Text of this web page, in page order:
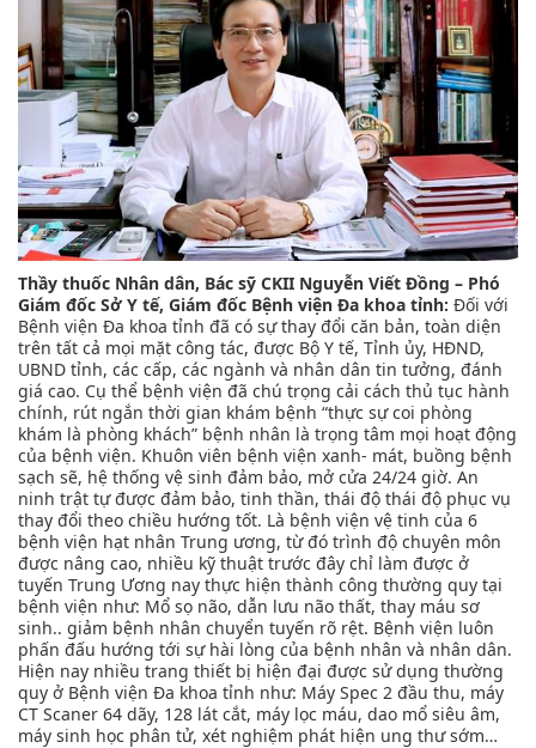
Thầy thuốc Nhân dân, Bác sỹ CKII Nguyễn Viết Đồng – Phó
Giám đốc Sở Y tế, Giám đốc Bệnh viện Đa khoa tỉnh: Đối với
Bệnh viện Đa khoa tỉnh đã có sự thay đổi căn bản, toàn diện
trên tất cả mọi mặt công tác, được Bộ Y tế, Tỉnh ủy, HĐND,
UBND tỉnh, các cấp, các ngành và nhân dân tin tưởng, đánh
giá cao. Cụ thể bệnh viện đã chú trọng cải cách thủ tục hành
chính, rút ngắn thời gian khám bệnh “thực sự coi phòng
khám là phòng khách” bệnh nhân là trọng tâm mọi hoạt động
của bệnh viện. Khuôn viên bệnh viện xanh- mát, buồng bệnh
sạch sẽ, hệ thống vệ sinh đảm bảo, mở cửa 24/24 giờ. An
ninh trật tự được đảm bảo, tinh thần, thái độ thái độ phục vụ
thay đổi theo chiều hướng tốt. Là bệnh viện vệ tinh của 6
bệnh viện hạt nhân Trung ương, từ đó trình độ chuyên môn
được nâng cao, nhiều kỹ thuật trước đây chỉ làm được ở
tuyến Trung Ương nay thực hiện thành công thường quy tại
bệnh viện như: Mổ sọ não, dẫn lưu não thất, thay máu sơ
sinh.. giảm bệnh nhân chuyển tuyến rõ rệt. Bệnh viện luôn
phấn đấu hướng tới sự hài lòng của bệnh nhân và nhân dân.
Hiện nay nhiều trang thiết bị hiện đại được sử dụng thường
quy ở Bệnh viện Đa khoa tỉnh như: Máy Spec 2 đầu thu, máy
CT Scaner 64 dãy, 128 lát cắt, máy lọc máu, dao mổ siêu âm,
máy sinh học phân tử, xét nghiệm phát hiện ung thư sớm…